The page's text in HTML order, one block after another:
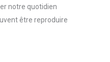
notre quotidien
être reproduire